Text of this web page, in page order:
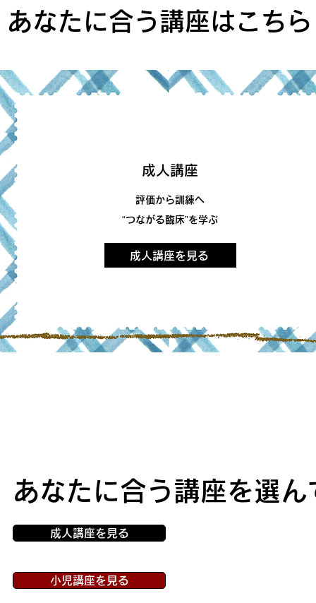
あなたに合う講座はこちら
成人講座
評価から訓練へ
“つながる臨床”を学ぶ
成人講座を見る
あなたに合う講座を選
成人講座を見る
小児講座を見る